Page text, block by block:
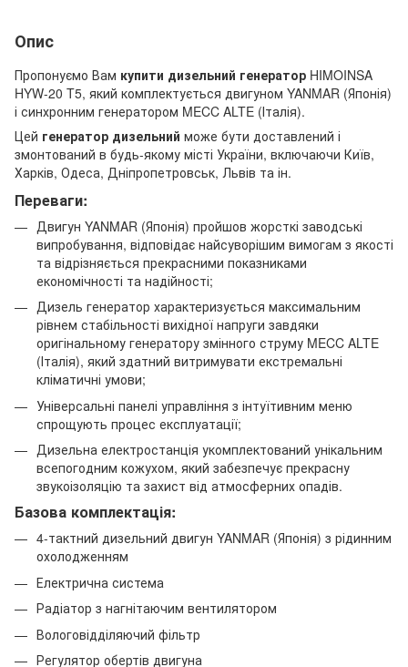
Опис
Пропонуємо Вам купити дизельний генератор HIMOINSA
HYW-20 T5, який комплектується двигуном YANMAR (Японія)
і синхронним генератором MECC ALTE (Італія).
Цей генератор дизельний може бути доставлений і
змонтований в будь-якому місті України, включаючи Київ,
Харків, Одеса, Дніпропетровськ, Львів та ін.
Переваги:
Двигун YANMAR (Японія) пройшов жорсткі заводські
випробування, відповідає найсуворішим вимогам з якості
та відрізняється прекрасними показниками
економічності та надійності;
Дизель генератор характеризується максимальним
рівнем стабільності вихідної напруги завдяки
оригінальному генератору змінного струму MECC ALTE
(Італія), який здатний витримувати екстремальні
кліматичні умови;
Універсальні панелі управління з інтуїтивним меню
спрощують процес експлуатації;
Дизельна електростанція укомплектований унікальним
всепогодним кожухом, який забезпечує прекрасну
звукоізоляцію та захист від атмосферних опадів.
Базова комплектація:
4-тактний дизельний двигун YANMAR (Японія) з рідинним
охолодженням
Електрична система
Радіатор з нагнітаючим вентилятором
Вологовідділяючий фільтр
Регулятор обертів двигуна